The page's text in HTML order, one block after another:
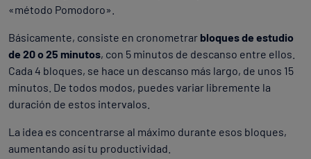
«método Pomodoro».
Básicamente, consiste en cronometrar bloques de estudio
de 20 o 25 minutos, con 5 minutos de descanso entre ellos.
Cada 4 bloques, se hace un descanso más largo, de unos 15
minutos. De todos modos, puedes variar libremente la
duración de estos intervalos.
La idea es concentrarse al máximo durante esos bloques,
aumentando así tu productividad.